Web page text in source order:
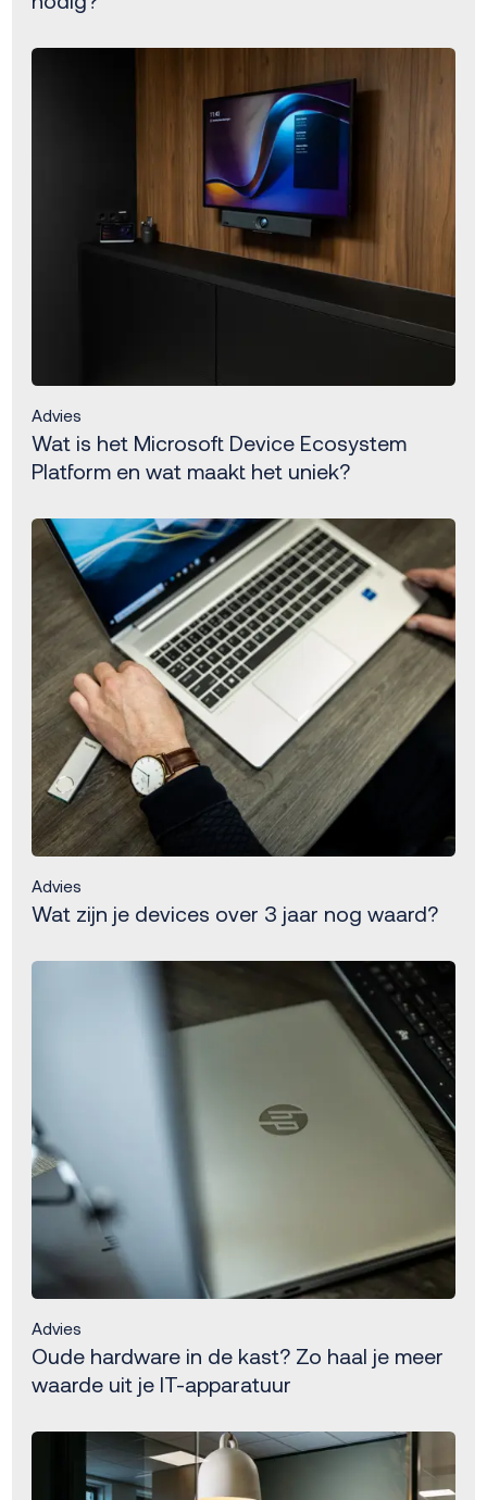
Advies
Wat is het Microsoft Device Ecosystem
Platform en wat maakt het uniek?
Advies
Wat zijn je devices over 3 jaar nog waard?
Advies
Oude hardware in de kast? Zo haal je meer
waarde uit je IT-apparatuur